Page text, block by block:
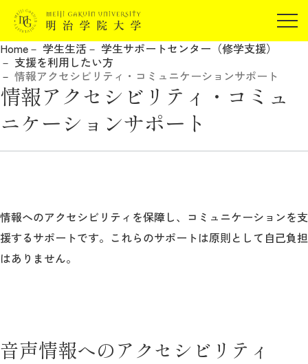
在学生の方
卒業生の方
保証人の方
企業・研究者の方
地域・一般の方
報道関係の方
研究
Home 学生生活
学生サポートセンター（修学支援）
支援を利用したい方
情報アクセシビリティ・コミュニケーションサポート
情報アクセシビリティ・コミュ
ニケーションサポート
情報へのアクセシビリティを保障し、コミュニケーションを支
援するサポートです。これらのサポートは原則として自己負担
はありません。
音声情報へのアクセシビリティ